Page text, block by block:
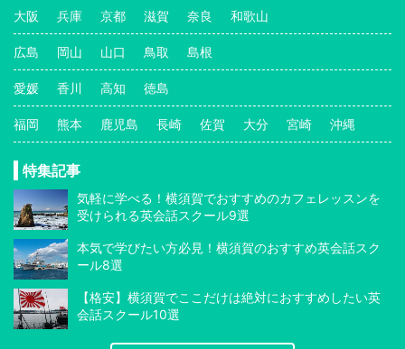
大阪 兵庫 京都 滋賀 奈良 和歌山
広島 岡山 山口 鳥取 島根
愛媛 香川 高知 徳島
福岡 熊本 鹿児島 長崎 佐賀 大分 宮崎 沖縄
特集記事
気軽に学べる！横須賀でおすすめのカフェレッスンを
受けられる英会話スクール9選
本気で学びたい方必見！横須賀のおすすめ英会話スク
ール8選
【格安】横須賀でここだけは絶対におすすめしたい英
会話スクール10選